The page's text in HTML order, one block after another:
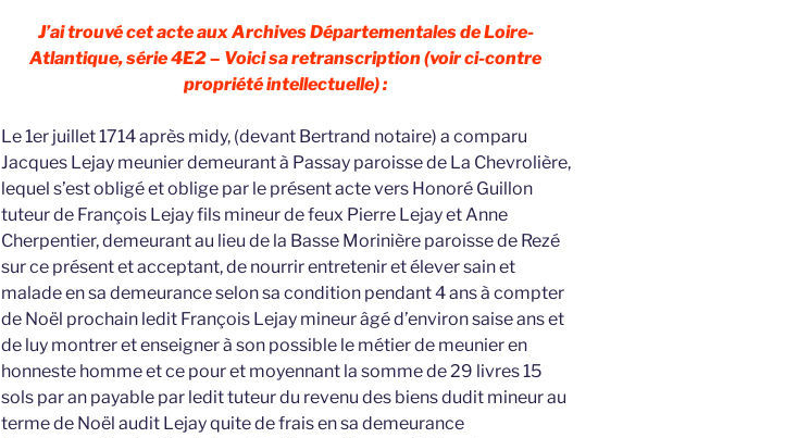
J’ai trouvé cet acte aux Archives Départementales de Loire-
Atlantique, série 4E2 – Voici sa retranscription (voir ci-contre
propriété intellectuelle) :
Le 1er juillet 1714 après midy, (devant Bertrand notaire) a comparu
Jacques Lejay meunier demeurant à Passay paroisse de La Chevrolière,
lequel s’est obligé et oblige par le présent acte vers Honoré Guillon
tuteur de François Lejay fils mineur de feux Pierre Lejay et Anne
Cherpentier, demeurant au lieu de la Basse Morinière paroisse de Rezé
sur ce présent et acceptant, de nourrir entretenir et élever sain et
malade en sa demeurance selon sa condition pendant 4 ans à compter
de Noël prochain ledit François Lejay mineur âgé d’environ saise ans et
de luy montrer et enseigner à son possible le métier de meunier en
honneste homme et ce pour et moyennant la somme de 29 livres 15
sols par an payable par ledit tuteur du revenu des biens dudit mineur au
terme de Noël audit Lejay quite de frais en sa demeurance